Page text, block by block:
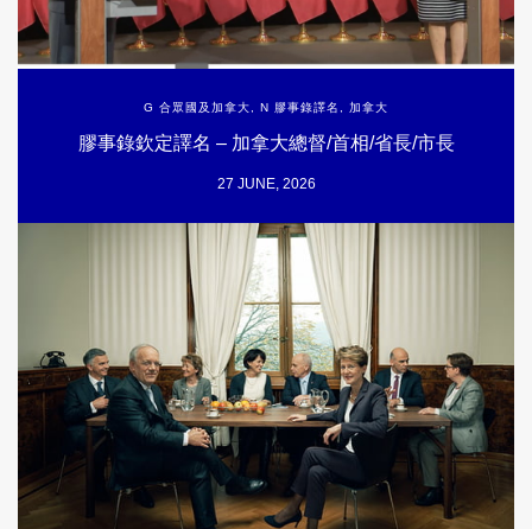
G 合眾國及加拿大 N 膠事錄譯名 加拿大
膠事錄欽定譯名 – 加拿大總督/首相/省長/市長
27 JUNE, 2026